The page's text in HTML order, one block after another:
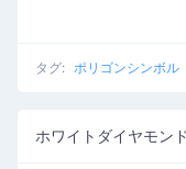
タグ: ポリゴンシンボル
ホワイトダイヤモン